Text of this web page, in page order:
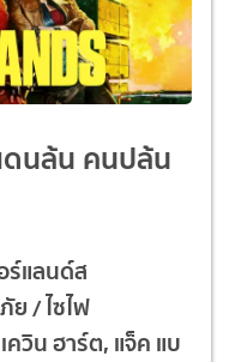
ดนล้น คนปล้น
ร์แลนด์ส
/ ไซไฟ
ควิน ฮาร์ต, แจ็ค แบ